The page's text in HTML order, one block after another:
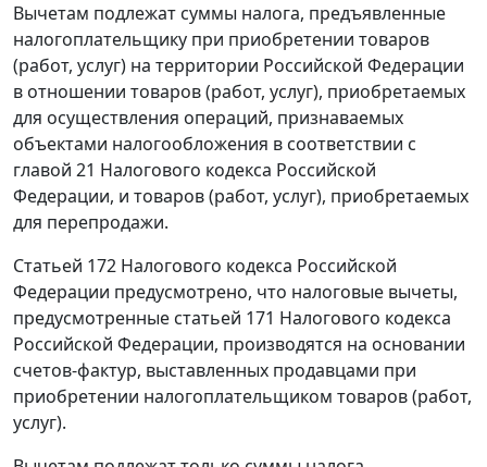
Вычетам подлежат суммы налога, предъявленные
налогоплательщику при приобретении товаров
(работ, услуг) на территории Российской Федерации
в отношении товаров (работ, услуг), приобретаемых
для осуществления операций, признаваемых
объектами налогообложения в соответствии с
главой 21 Налогового кодекса Российской
Федерации, и товаров (работ, услуг), приобретаемых
для перепродажи.
Статьей 172 Налогового кодекса Российской
Федерации предусмотрено, что налоговые вычеты,
предусмотренные статьей 171 Налогового кодекса
Российской Федерации, производятся на основании
счетов-фактур, выставленных продавцами при
приобретении налогоплательщиком товаров (работ,
услуг).